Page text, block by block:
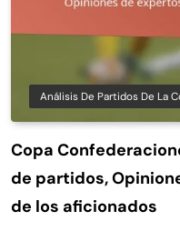
Análisis De Partidos De La
Copa
de partidos,
de los aficionados